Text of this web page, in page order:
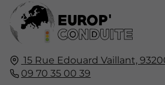
15 Rue Edouard Vaillant,
09 70 35 00 39